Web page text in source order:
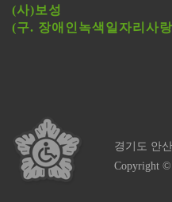
(사)보성
(구. 장애인녹색일자리사
경기도 안
Copyright ©